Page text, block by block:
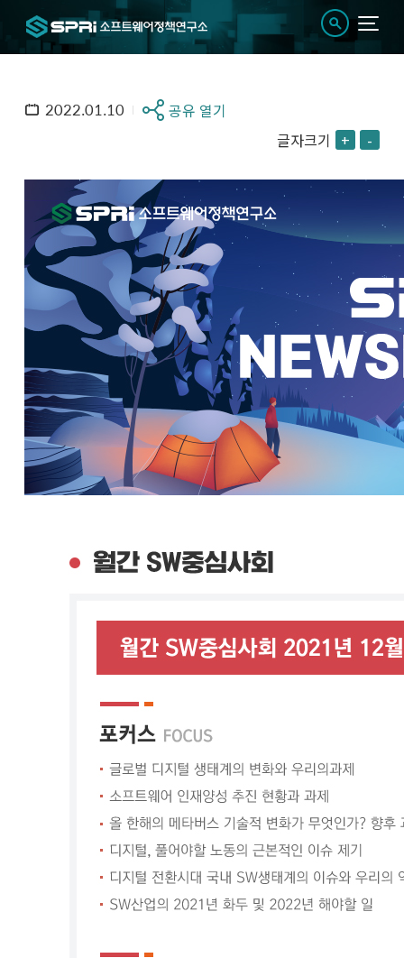
2022.01.10
공유 열기
글자크기 + -